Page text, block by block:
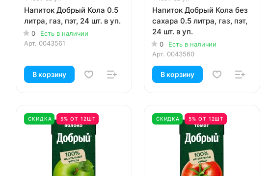
Напиток Добрый Кола 0.5
литра, газ, пэт, 24 шт. в уп.
0
Есть в наличии
Арт. 0043561
В корзину
Напиток Добрый Кола без
сахара 0.5 литра, газ, пэт,
24 шт. в уп.
0
Есть в наличии
Арт. 0043560
В корзину
СКИДКА 5% ОТ 12ШТ СКИДКА 5% ОТ 12ШТ